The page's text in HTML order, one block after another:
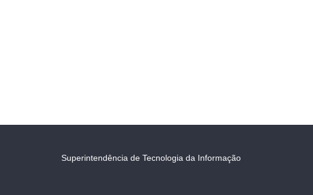
Superintendência de Tecnologia da Informação